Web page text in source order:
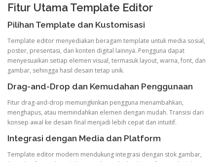
Fitur Utama Template Editor
Pilihan Template dan Kustomisasi
Template editor menyediakan beragam template untuk media sosial,
poster, presentasi, dan konten digital lainnya. Pengguna dapat
menyesuaikan setiap elemen visual, termasuk layout, warna, font, dan
gambar, sehingga hasil desain tetap unik.
Drag-and-Drop dan Kemudahan Penggunaan
Fitur drag-and-drop memungkinkan pengguna menambahkan,
menghapus, atau memindahkan elemen dengan mudah. Transisi dari
konsep awal ke desain final menjadi lebih cepat dan intuitif.
Integrasi dengan Media dan Platform
Template editor modern mendukung integrasi dengan stok gambar,